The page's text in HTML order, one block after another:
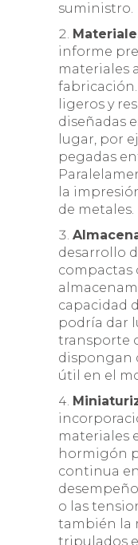
suministro.
informe
materiales
ligeros y
diseñadas
lugar, por
pegadas
la
de metales.
desarrollo
compactas
capacidad
podría dar
transporte
dispongan
útil en el
materiales
hormigón
continua
o las
también la
tripulados